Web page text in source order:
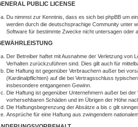
PUBLIC LICENSE
Du nimmst zur Kenntnis, dass es sich bei phpBB um
werden durch die deutschsprachige Community unter
Software für bestimmte Zwecke nicht untersagen oder
Der Betreiber haftet mit Ausnahme der Verletzung von
Verhalten zurückzuführen sind. Dies gilt auch für
Die Haftung ist gegenüber Verbrauchern außer bei
(Kardinalpflichten) auf die bei Vertragsschluss
insbesondere entgangenen Gewinn.
Die Haftung ist gegenüber Unternehmern außer bei
vorhersehbaren Schäden und im Übrigen der Höhe
Die Haftungsbegrenzung der Absätze a bis c gilt
Ansprüche für eine Haftung aus zwingendem